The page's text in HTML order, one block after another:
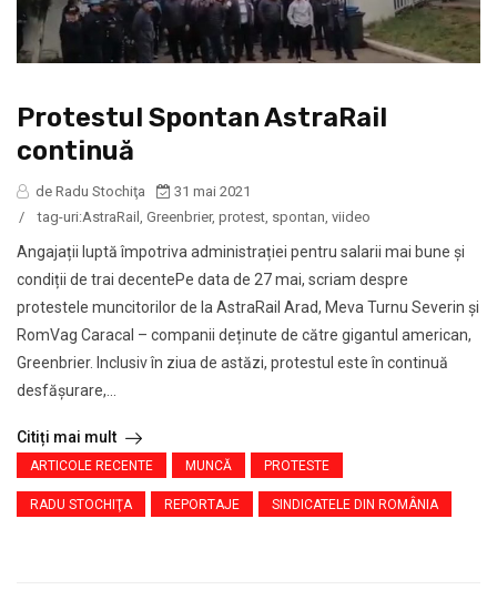
Protestul Spontan AstraRail
continuă
de Radu Stochiţa
31 mai 2021
/
tag-uri:AstraRail , Greenbrier, protest, spontan, viideo
Angajații luptă împotriva administrației pentru salarii mai bune și
condiții de trai decentePe data de 27 mai, scriam despre
protestele muncitorilor de la AstraRail Arad, Meva Turnu Severin și
RomVag Caracal – companii deținute de către gigantul american,
Greenbrier. Inclusiv în ziua de astăzi, protestul este în continuă
desfășurare,...
Citiți mai mult
ARTICOLE RECENTE MUNCĂ PROTESTE
RADU STOCHIŢA REPORTAJE SINDICATELE DIN ROMÂNIA